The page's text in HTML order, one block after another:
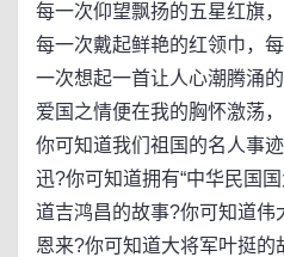
每一次仰望飘扬的五星红旗
每一次戴起鲜艳的红领巾，
一次想起一首让人心潮腾涌
爱国之情便在我的胸怀激荡
你可知道我们祖国的名人事
迅?你可知道拥有“中华民国
道吉鸿昌的故事?你可知道伟
恩来?你可知道大将军叶挺